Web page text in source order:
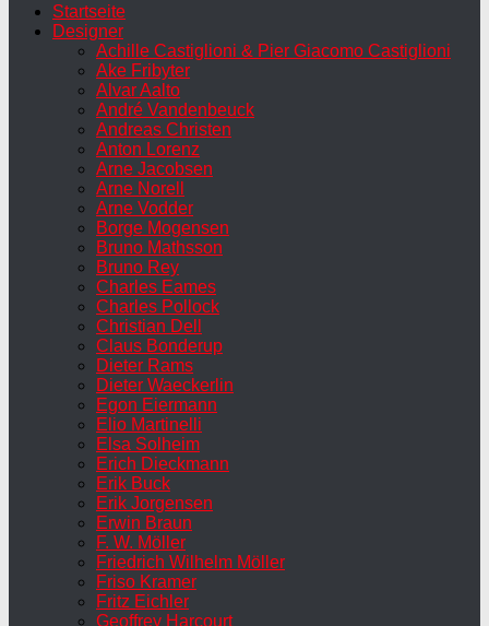
Startseite
Designer
Achille Castiglioni & Pier Giacomo Castiglioni
Ake Fribyter
Alvar Aalto
André Vandenbeuck
Andreas Christen
Anton Lorenz
Arne Jacobsen
Arne Norell
Arne Vodder
Borge Mogensen
Bruno Mathsson
Bruno Rey
Charles Eames
Charles Pollock
Christian Dell
Claus Bonderup
Dieter Rams
Dieter Waeckerlin
Egon Eiermann
Elio Martinelli
Elsa Solheim
Erich Dieckmann
Erik Buck
Erik Jorgensen
Erwin Braun
F. W. Möller
Friedrich Wilhelm Möller
Friso Kramer
Fritz Eichler
Geoffrey Harcourt